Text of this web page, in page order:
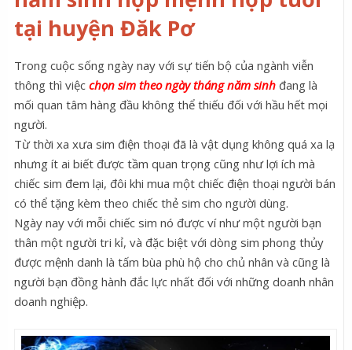
tại huyện Đăk Pơ
Trong cuộc sống ngày nay với sự tiến bộ của ngành viễn
thông thì việc chọn sim theo ngày tháng năm sinh đang là
mối quan tâm hàng đầu không thể thiếu đối với hầu hết mọi
người.
Từ thời xa xưa sim điện thoại đã là vật dụng không quá xa lạ
nhưng ít ai biết được tầm quan trọng cũng như lợi ích mà
chiếc sim đem lại, đôi khi mua một chiếc điện thoại người bán
có thể tặng kèm theo chiếc thẻ sim cho người dùng.
Ngày nay với mỗi chiếc sim nó được ví như một người bạn
thân một người tri kỉ, và đặc biệt với dòng sim phong thủy
được mệnh danh là tấm bùa phù hộ cho chủ nhân và cũng là
người bạn đồng hành đắc lực nhất đối với những doanh nhân
doanh nghiệp.